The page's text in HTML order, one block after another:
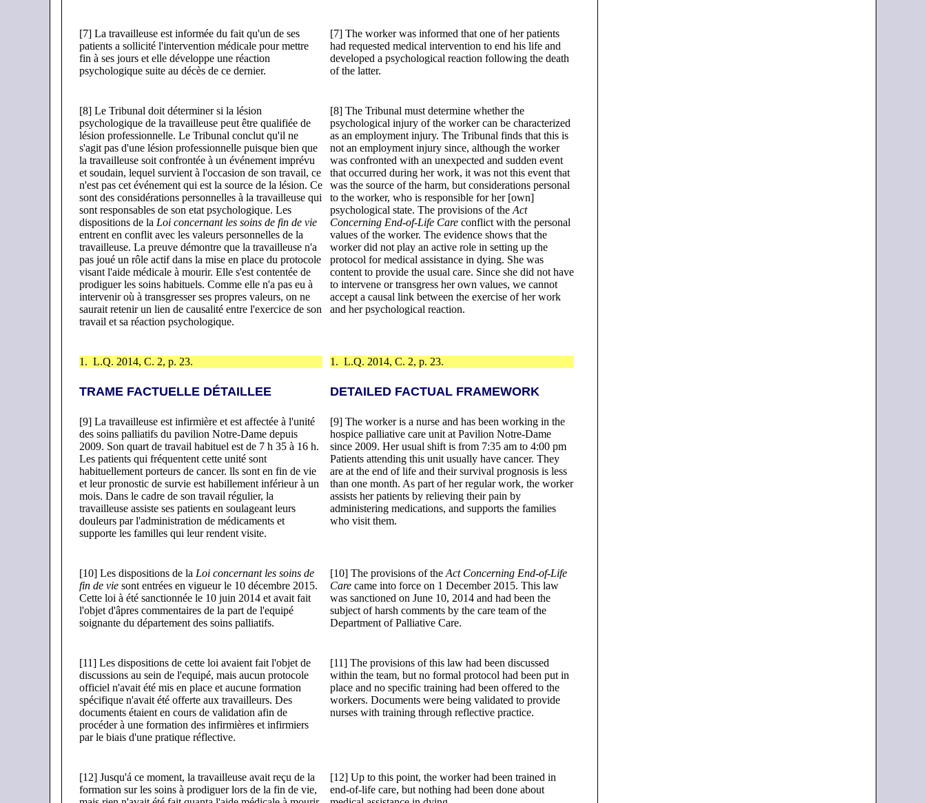
[7] La travailleuse est informée du fait qu'un de ses
patients a sollicité l'intervention médicale pour mettre
fin à ses jours et elle développe une réaction
psychologique suite au décès de ce dernier.
[7] The worker was informed that one of her patients
had requested medical intervention to end his life and
developed a psychological reaction following the death
of the latter.
[8] Le Tribunal doit déterminer si la lésion
psychologique de la travailleuse peut être qualifiée de
lésion professionnelle. Le Tribunal conclut qu'il ne
s'agit pas d'une lésion professionnelle puisque bien que
la travailleuse soit confrontée à un événement imprévu
et soudain, lequel survient à l'occasion de son travail, ce
n'est pas cet événement qui est la source de la lésion. Ce
sont des considérations personnelles à la travailleuse qui
sont responsables de son etat psychologique. Les
dispositions de la Loi concernant les soins de fin de vie
entrent en conflit avec les valeurs personnelles de la
travailleuse. La preuve démontre que la travailleuse n'a
pas joué un rôle actif dans la mise en place du protocole
visant l'aide médicale à mourir. Elle s'est contentée de
prodiguer les soins habituels. Comme elle n'a pas eu à
intervenir où à transgresser ses propres valeurs, on ne
saurait retenir un lien de causalité entre l'exercice de son
travail et sa réaction psychologique.
[8] The Tribunal must determine whether the
psychological injury of the worker can be characterized
as an employment injury. The Tribunal finds that this is
not an employment injury since, although the worker
was confronted with an unexpected and sudden event
that occurred during her work, it was not this event that
was the source of the harm, but considerations personal
to the worker, who is responsible for her [own]
psychological state. The provisions of the Act
Concerning End-of-Life Careconflict with the personal
values ​​of the worker. The evidence shows that the
worker did not play an active role in setting up the
protocol for medical assistance in dying. She was
content to provide the usual care. Since she did not have
to intervene or transgress her own values, we cannot
accept a causal link between the exercise of her work
and her psychological reaction.
1. L.Q. 2014, C. 2, p. 23. 1. L.Q. 2014, C. 2, p. 23.
TRAME FACTUELLE DÉTAILLEE DETAILED FACTUAL FRAMEWORK
[9] La travailleuse est infirmière et est affectée à l'unité
des soins palliatifs du pavilion Notre-Dame depuis
2009. Son quart de travail habituel est de 7 h 35 à 16 h.
Les patients qui fréquentent cette unité sont
habituellement porteurs de cancer. lls sont en fin de vie
et leur pronostic de survie est habillement inférieur à un
mois. Dans le cadre de son travail régulier, la
travailleuse assiste ses patients en soulageant leurs
douleurs par l'administration de médicaments et
supporte les familles qui leur rendent visite.
[9] The worker is a nurse and has been working in the
hospice palliative care unit at Pavilion Notre-Dame
since 2009. Her usual shift is from 7:35 am to 4:00 pm
Patients attending this unit usually have cancer. They
are at the end of life and their survival prognosis is less
than one month. As part of her regular work, the worker
assists her patients by relieving their pain by
administering medications, and supports the families
who visit them.
[10] Les dispositions de la Loi concernant les soins de
fin de viesont entrées en vigueur le 10 décembre 2015.
Cette loi à été sanctionnée le 10 juin 2014 et avait fait
l'objet d'âpres commentaires de la part de l'equipé
soignante du département des soins palliatifs.
[10] The provisions of the Act Concerning End-of-Life
Carecame into force on 1 December 2015. This law
was sanctioned on June 10, 2014 and had been the
subject of harsh comments by the care team of the
Department of Palliative Care.
[11] Les dispositions de cette loi avaient fait l'objet de
discussions au sein de l'equipé, mais aucun protocole
officiel n'avait été mis en place et aucune formation
spécifique n'avait été offerte aux travailleurs. Des
documents étaient en cours de validation afin de
procéder à une formation des infirmières et infirmiers
par le biais d'une pratique réflective.
[11] The provisions of this law had been discussed
within the team, but no formal protocol had been put in
place and no specific training had been offered to the
workers. Documents were being validated to provide
nurses with training through reflective practice.
[12] Jusqu'á ce moment, la travailleuse avait reçu de la
formation sur les soins à prodiguer lors de la fin de vie,
[12] Up to this point, the worker had been trained in
end-of-life care, but nothing had been done about